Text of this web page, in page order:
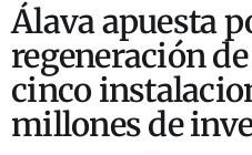
Álava apuesta
regeneración
cinco
millones de